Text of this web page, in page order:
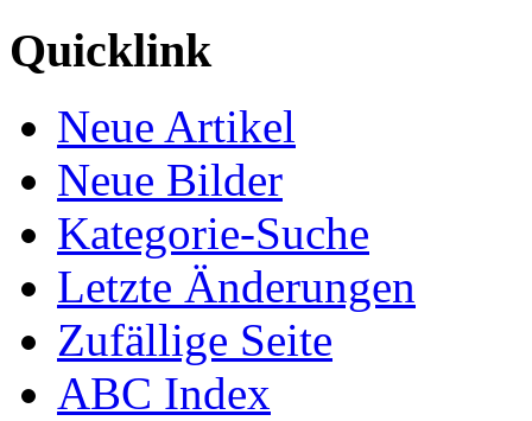
Quicklink
Neue Artikel
Neue Bilder
Kategorie-Suche
Letzte Änderungen
Zufällige Seite
ABC Index